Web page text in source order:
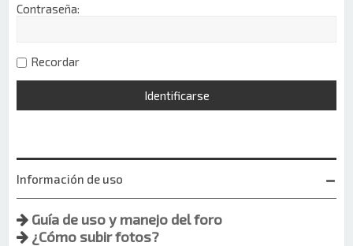
Contraseña:
Recordar
Información de uso
Guía de uso y manejo del foro
¿Cómo subir fotos?